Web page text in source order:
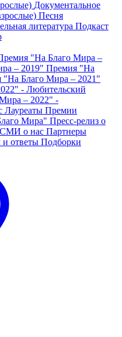
Документальное
Песня
литература Подкаст
"На Благо Мира –
– 2019" Премия "На
"На Благо Мира – 2021"
- Любительский
– 2022" -
Лауреаты Премии
Мира" Пресс-релиз о
СМИ о нас Партнеры
ответы Подборки